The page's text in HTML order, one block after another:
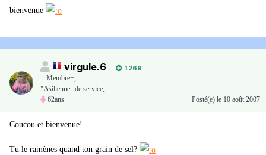
bienvenue
virgule.6
1 269
Membre+,
"Asilienne" de service,
62ans
Posté(e) le 10 août 2007
Coucou et bienvenue!
Tu le ramènes quand ton grain de sel?